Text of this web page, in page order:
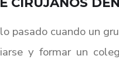
pasado cuando un
y formar un